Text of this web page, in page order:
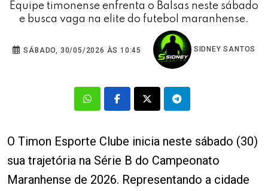
Equipe timonense enfrenta o Balsas neste sábado
e busca vaga na elite do futebol maranhense.
SÁBADO, 30/05/2026 ÀS 10:45 SIDNEY SANTOS
O Timon Esporte Clube inicia neste sábado (30)
sua trajetória na Série B do Campeonato
Maranhense de 2026. Representando a cidade